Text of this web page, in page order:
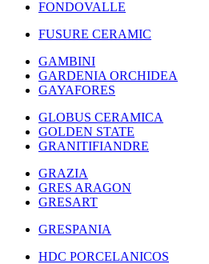
FONDOVALLE
FUSURE CERAMIC
GAMBINI
GARDENIA ORCHIDEA
GAYAFORES
GLOBUS CERAMICA
GOLDEN STATE
GRANITIFIANDRE
GRAZIA
GRES ARAGON
GRESART
GRESPANIA
HDC PORCELANICOS